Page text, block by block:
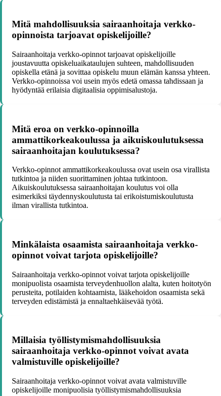
Mitä mahdollisuuksia sairaanhoitaja verkko-
opinnoista tarjoavat opiskelijoille?
Sairaanhoitaja verkko-opinnot tarjoavat opiskelijoille
joustavuutta opiskeluaikataulujen suhteen, mahdollisuuden
opiskella etänä ja sovittaa opiskelu muun elämän kanssa yhteen.
Verkko-opinnoissa voi usein myös edetä omassa tahdissaan ja
hyödyntää erilaisia digitaalisia oppimisalustoja.
Mitä eroa on verkko-opinnoilla
ammattikorkeakoulussa ja aikuiskoulutuksessa
sairaanhoitajan koulutuksessa?
Verkko-opinnot ammattikorkeakoulussa ovat usein osa virallista
tutkintoa ja niiden suorittaminen johtaa tutkintoon.
Aikuiskoulutuksessa sairaanhoitajan koulutus voi olla
esimerkiksi täydennyskoulutusta tai erikoistumiskoulutusta
ilman virallista tutkintoa.
Minkälaista osaamista sairaanhoitaja verkko-
opinnot voivat tarjota opiskelijoille?
Sairaanhoitaja verkko-opinnot voivat tarjota opiskelijoille
monipuolista osaamista terveydenhuollon alalta, kuten hoitotyön
perusteita, potilaiden kohtaamista, lääkehoidon osaamista sekä
terveyden edistämistä ja ennaltaehkäisevää työtä.
Millaisia työllistymismahdollisuuksia
sairaanhoitaja verkko-opinnot voivat avata
valmistuville opiskelijoille?
Sairaanhoitaja verkko-opinnot voivat avata valmistuville
opiskelijoille monipuolisia työllistymismahdollisuuksia